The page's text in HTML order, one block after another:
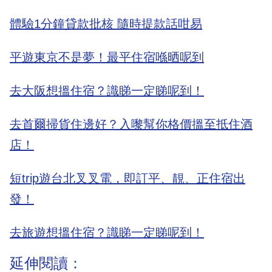
體驗1分鐘貸款批核 隨時提款話咁易
平遊東京不是夢！最平住宿喺晒呢到
去大阪想搵住宿？識睇一定睇呢到！
去首爾掃貨住邊好？入嚟幫你格價搵至抵住酒
店！
短trip遊台北叉叉電，即訂平、靚、正住宿出
發！
去旅遊想搵住宿？識睇一定睇呢到！
延伸閱讀：